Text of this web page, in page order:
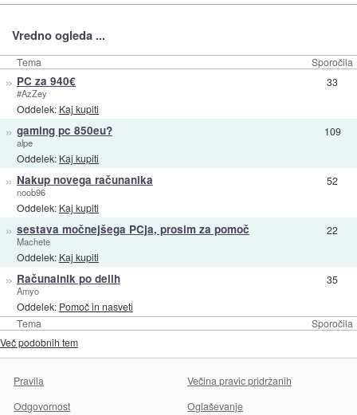
Vredno ogleda ...
Tema Sporočila
Tema Sporočila
» PC za 940€
#AzZey
Oddelek: Kaj kupiti
33
» gaming pc 850eu?
alpe
Oddelek: Kaj kupiti
109
» Nakup novega računanika
noob96
Oddelek: Kaj kupiti
52
» sestava močnejšega PCja, prosim za pomoč
Machete
Oddelek: Kaj kupiti
22
» Računalnik po delih
Amyo
Oddelek: Pomoč in nasveti
35
Več podobnih tem
Pravila
Večina pravic pridržanih
Odgovornost
Oglaševanje